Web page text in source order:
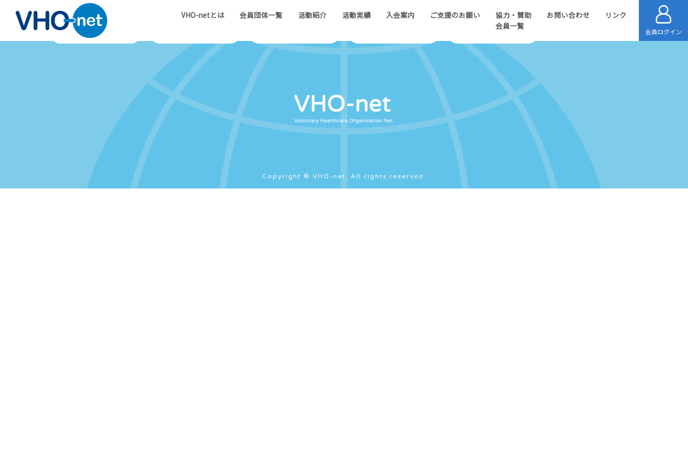
VHO-netとは 会員団体一覧 活動紹介 活動実績 入会案内 ご支援のお願い
協力・賛助
会員一覧
お問い合わせ リンク
会員ログイン
ホーム
Copyright © VHO-net. All rights reserved.